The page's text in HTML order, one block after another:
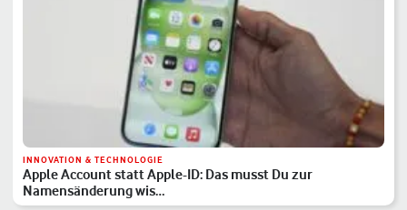
INNOVATION & TECHNOLOGIE
Apple Account statt Apple-ID: Das musst Du zur
Namensänderung wis…